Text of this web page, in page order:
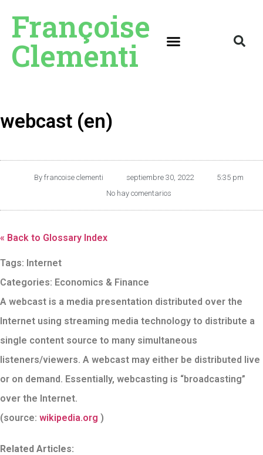
Françoise
Clementi
webcast (en)
Byfrancoise clementi septiembre 30, 2022
5:35 pm
No hay comentarios
« Back to Glossary Index
Tags: Internet
Categories: Economics & Finance
A webcast is a media presentation distributed over the
Internet using streaming media technology to distribute a
single content source to many simultaneous
listeners/viewers. A webcast may either be distributed live
or on demand. Essentially, webcasting is “broadcasting”
over the Internet.
(source: wikipedia.org )
Related Articles: